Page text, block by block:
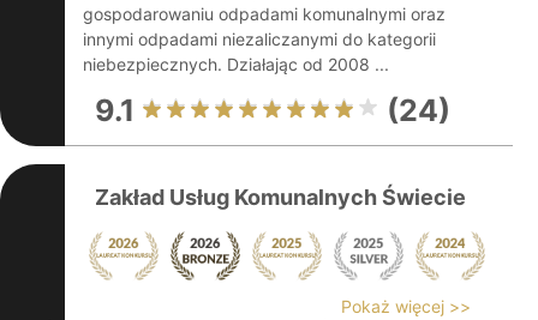
gospodarowaniu odpadami komunalnymi oraz
innymi odpadami niezaliczanymi do kategorii
niebezpiecznych. Działając od 2008 ...
9.1 (24)
Zakład Usług Komunalnych Świecie
Pokaż więcej >>